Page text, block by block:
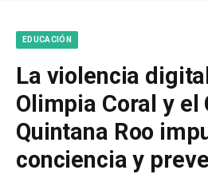
EDUCACIÓN
La violencia
Olimpia Coral y el
Quintana Roo
conciencia y